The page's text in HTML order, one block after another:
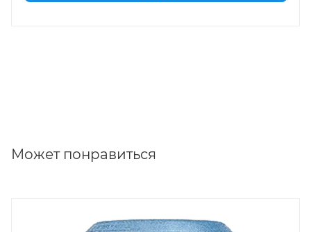
Может понравиться